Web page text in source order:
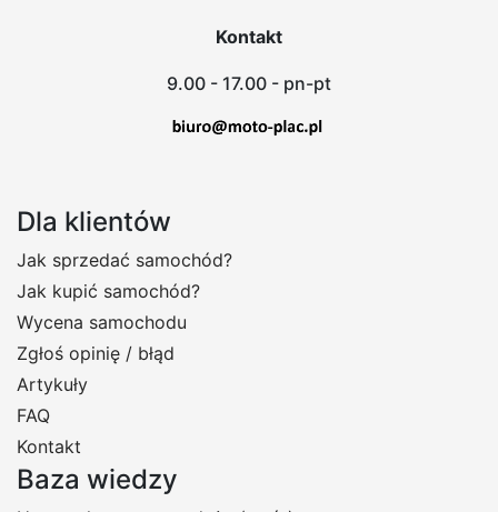
Kontakt
9.00 - 17.00 - pn-pt
Dla klientów
Jak sprzedać samochód?
Jak kupić samochód?
Wycena samochodu
Zgłoś opinię / błąd
Artykuły
FAQ
Kontakt
Baza wiedzy